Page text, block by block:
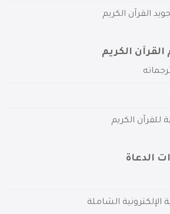
القرآن الكريم
الكريم
للقرآن الكريم
الدعاة
الإلكترونية الشاملة